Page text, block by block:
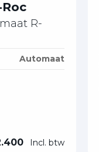
R-
Automaat
Incl. btw